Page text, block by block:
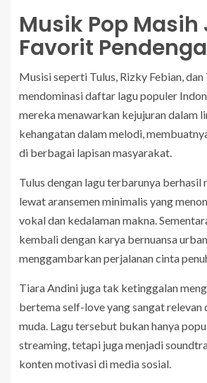
Musik Pop Masih
Favorit
Musisi seperti Tulus, Rizky Febian,
mendominasi daftar lagu populer
mereka menawarkan kejujuran dalam
kehangatan dalam melodi,
di berbagai lapisan masyarakat.
Tulus dengan lagu terbarunya berhasil
lewat aransemen minimalis yang
vokal dan kedalaman makna.
kembali dengan karya bernuansa
menggambarkan perjalanan cinta
Tiara Andini juga tak ketinggalan
bertema self-love yang sangat relevan
muda. Lagu tersebut bukan hanya
streaming, tetapi juga menjadi
konten motivasi di media sosial.